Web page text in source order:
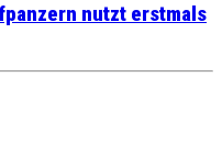
nutzt erstmals